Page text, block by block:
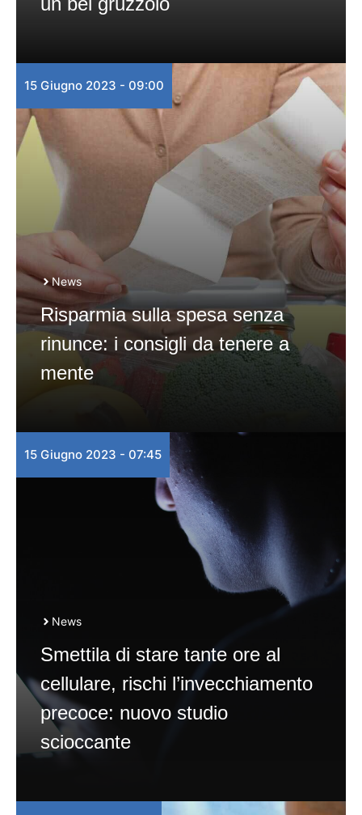
15 Giugno 2023 - 09:00
News
Risparmia sulla spesa senza
rinunce: i consigli da tenere a
mente
15 Giugno 2023 - 07:45
News
Smettila di stare tante ore al
cellulare, rischi l’invecchiamento
precoce: nuovo studio
scioccante